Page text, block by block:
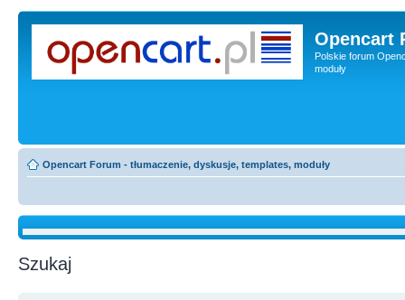
Opencart
Polskie forum
moduły
Opencart Forum - tłumaczenie, dyskusje, templates, moduły
Szukaj